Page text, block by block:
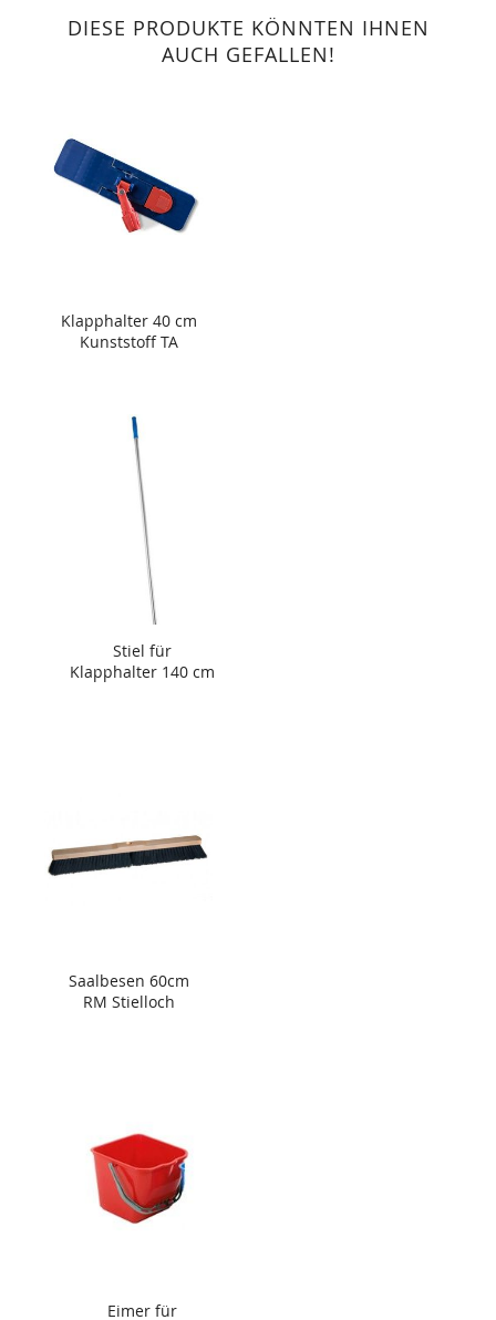
DIESE PRODUKTE KÖNNTEN IHNEN
AUCH GEFALLEN!
Klapphalter 40 cm
Kunststoff TA
Stiel für
Klapphalter 140 cm
Saalbesen 60cm
RM Stielloch
Eimer für